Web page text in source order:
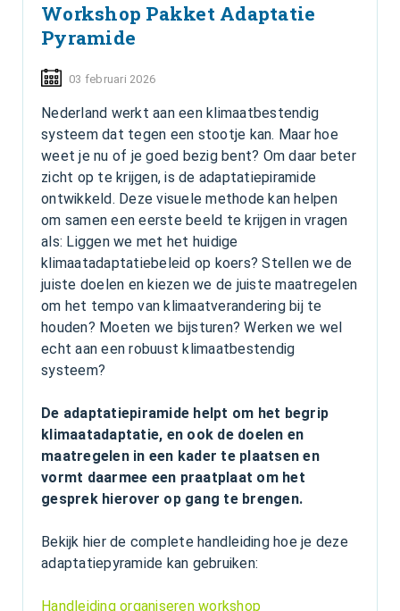
Workshop Pakket Adaptatie
Pyramide
03 februari 2026
Nederland werkt aan een klimaatbestendig
systeem dat tegen een stootje kan. Maar hoe
weet je nu of je goed bezig bent? Om daar beter
zicht op te krijgen, is de adaptatiepiramide
ontwikkeld. Deze visuele methode kan helpen
om samen een eerste beeld te krijgen in vragen
als: Liggen we met het huidige
klimaatadaptatiebeleid op koers? Stellen we de
juiste doelen en kiezen we de juiste maatregelen
om het tempo van klimaatverandering bij te
houden? Moeten we bijsturen? Werken we wel
echt aan een robuust klimaatbestendig
systeem?
De adaptatiepiramide helpt om het begrip
klimaatadaptatie, en ook de doelen en
maatregelen in een kader te plaatsen en
vormt daarmee een praatplaat om het
gesprek hierover op gang te brengen.
Bekijk hier de complete handleiding hoe je deze
adaptatiepyramide kan gebruiken:
Handleiding organiseren workshop